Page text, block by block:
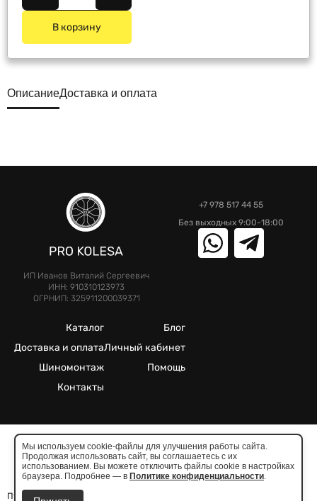
В корзину
ОписаниеДоставка и оплата
ИП Иванов Виталий Сергеевич
ИНН: 910310123973
ОГРНИП: 325911200039371
+7 978 517 44 55
Без выходных 9:00-18:00
Каталог
Доставка и оплата
Шиномонтаж
Контакты
Блог
Личный кабинет
Помощь
©2025. Все права защищены.
Meta признана экстремистcкой организацией в России
Публичная оферта
Мы используем cookie-файлы для улучшения работы сайта.
Продолжая использовать сайт, вы соглашаетесь с их
использованием. Вы можете отключить файлы cookie в настройках
браузера. Подробнее — в Политике конфиденциальности.